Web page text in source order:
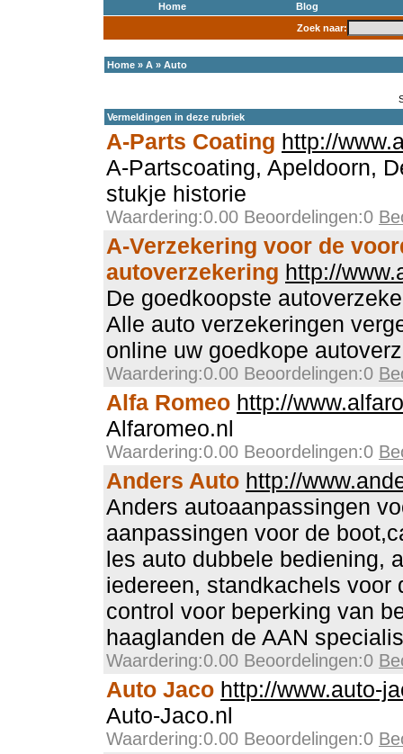
Home
Blog
Zoek naar:
Home » A » Auto
Vermeldingen in deze rubriek
A-Parts Coating http://
A-Partscoating, Apeldoorn,
stukje historie
Waardering:0.00 Beoordelingen:0
A-Verzekering voor de
autoverzekering http://
De goedkoopste
Alle auto verzekeringen
online uw goedkope
Waardering:0.00 Beoordelingen:0
Alfa Romeo http://
Alfaromeo.nl
Waardering:0.00 Beoordelingen:0
Anders Auto http://
Anders autoaanpassingen
aanpassingen voor de
les auto dubbele bediening,
iedereen, standkachels voor
control voor beperking van
haaglanden de AAN
Waardering:0.00 Beoordelingen:0
Auto Jaco http://www.auto-
Auto-Jaco.nl
Waardering:0.00 Beoordelingen:0